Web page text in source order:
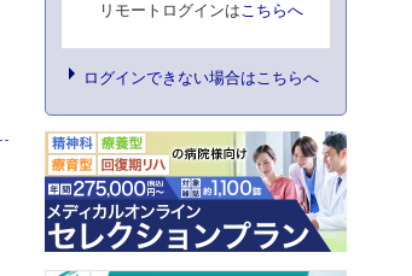
リモートログインはこちらへ
ログインできない場合はこちらへ